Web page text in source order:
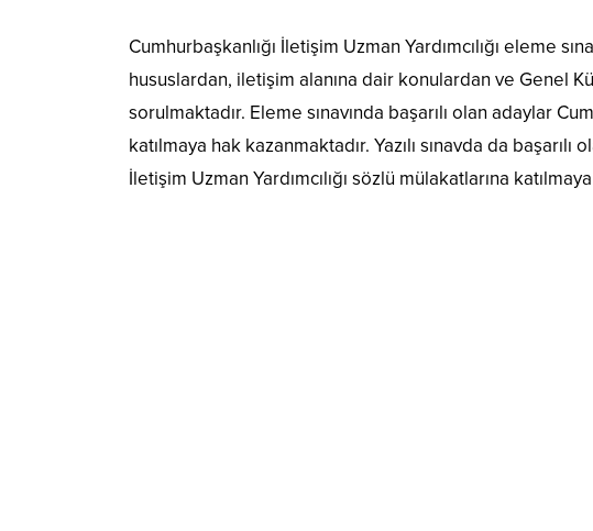
Cumhurbaşkanlığı İletişim Uzman Yardımcılığı eleme
hususlardan, iletişim alanına dair konulardan ve Genel
sorulmaktadır. Eleme sınavında başarılı olan adaylar
katılmaya hak kazanmaktadır. Yazılı sınavda da
İletişim Uzman Yardımcılığı sözlü mülakatlarına